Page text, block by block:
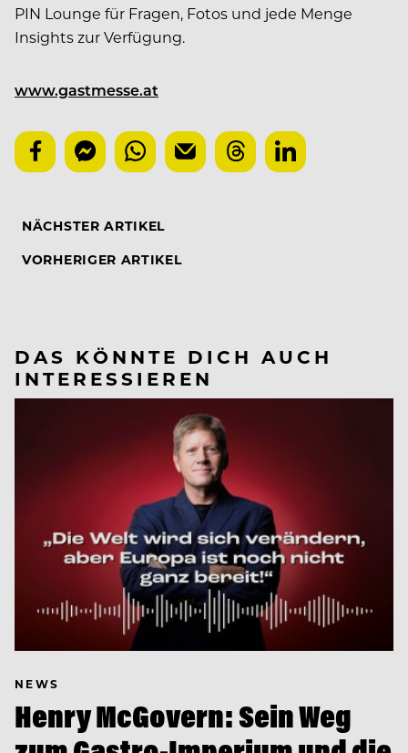
PIN Lounge für Fragen, Fotos und jede Menge
Insights zur Verfügung.
www.gastmesse.at
NÄCHSTER ARTIKEL
VORHERIGER ARTIKEL
DAS KÖNNTE DICH AUCH
INTERESSIEREN
NEWS
Henry McGovern: Sein Weg